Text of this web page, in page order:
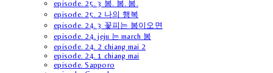
episode. 25. 3 봄. 봄. 봄.
episode. 25. 2 나의 행복
episode. 24. 3 꽃피는 봄이오면
episode. 24. jeju 는 march 봄
episode. 24. 2 chiang mai 2
episode. 24. 1 chiang mai
episode. Sapporo